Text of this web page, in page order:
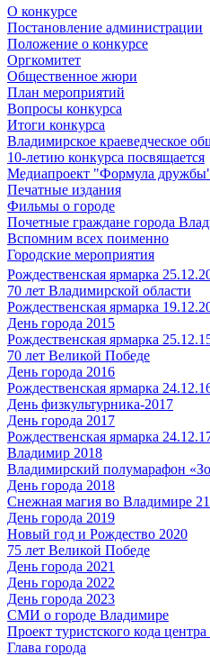
О конкурсе
Постановление администрации
Положение о конкурсе
Оргкомитет
Общественное жюри
План мероприятий
Вопросы конкурса
Итоги конкурса
Владимирское краеведческое
10-летию конкурса посвящается
Медиапроект "Формула
Печатные издания
Фильмы о городе
Почетные граждане города
Вспомним всех поименно
Городские мероприятия
Рождественская ярмарка
70 лет Владимирской области
Рождественская ярмарка
День города 2015
Рождественская ярмарка
70 лет Великой Победе
День города 2016
Рождественская ярмарка
День физкультурника-2017
День города 2017
Рождественская ярмарка
Владимир 2018
Владимирский полумарафон
День города 2018
Снежная магия во Владимире
День города 2019
Новый год и Рождество 2020
75 лет Великой Победе
День города 2021
День города 2022
День города 2023
СМИ о городе Владимире
Проект туристского кода
Глава города